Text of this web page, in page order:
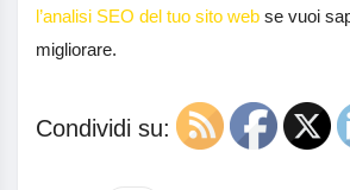
l’analisi SEO del tuo sito web se vuoi
migliorare.
Condividi su: